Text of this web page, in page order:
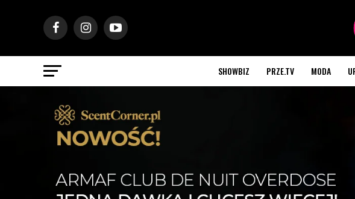
SHOWBIZ PRZE.TV MODA